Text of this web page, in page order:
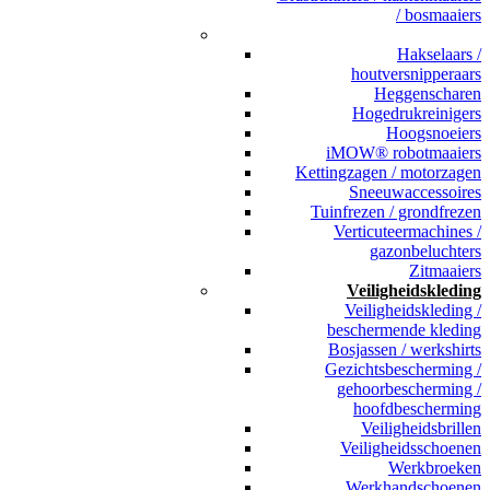
/ bosmaaiers
Hakselaars /
houtversnipperaars
Heggenscharen
Hogedrukreinigers
Hoogsnoeiers
iMOW® robotmaaiers
Kettingzagen / motorzagen
Sneeuwaccessoires
Tuinfrezen / grondfrezen
Verticuteermachines /
gazonbeluchters
Zitmaaiers
Veiligheidskleding
Veiligheidskleding /
beschermende kleding
Bosjassen / werkshirts
Gezichtsbescherming /
gehoorbescherming /
hoofdbescherming
Veiligheidsbrillen
Veiligheidsschoenen
Werkbroeken